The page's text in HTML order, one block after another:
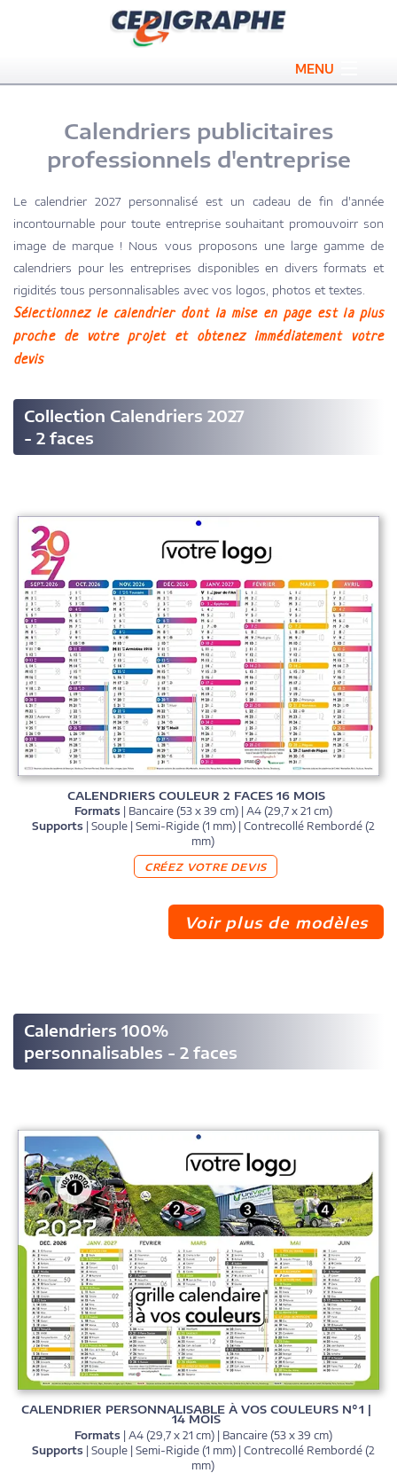
MENU
Carnet de transmission
Calendrier publicitaire
Sous-main publicitaire
Promotions
Qui sommes nous ?
Calendriers publicitaires
professionnels d'entreprise
Le calendrier 2027 personnalisé est un cadeau de fin d'année
incontournable pour toute entreprise souhaitant promouvoirr son
image de marque ! Nous vous proposons une large gamme de
calendriers pour les entreprises disponibles en divers formats et
rigidités tous personnalisables avec vos logos, photos et textes.
Sélectionnez le calendrier dont la mise en page est la plus
proche de votre projet et obtenez immédiatement votre
devis
Collection Calendriers 2027
- 2 faces
CALENDRIERS COULEUR 2 FACES 16 MOIS
Formats| Bancaire (53 x 39 cm) | A4 (29,7 x 21 cm)
Supports| Souple | Semi-Rigide (1 mm) | Contrecollé Rembordé (2
mm)
CRÉEZ VOTRE DEVIS
Voir plus de modèles
Calendriers 100%
personnalisables - 2 faces
CALENDRIER PERSONNALISABLE À VOS COULEURS N°1 |
14 MOIS
Formats| A4 (29,7 x 21 cm) | Bancaire (53 x 39 cm)
Supports| Souple | Semi-Rigide (1 mm) | Contrecollé Rembordé (2
mm)